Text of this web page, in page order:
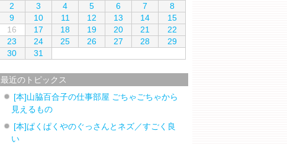
2
3 4 5 6 7
8
9
10 11 12 13 14
15
16
17 18 19 20 21
22
23
24 25 26 27 28
29
30
31
最近のトピックス
[本]山脇百合子の仕事部屋 ごちゃごちゃから
見えるもの
[本]ぱくぱくやのぐっさんとネズ／すごく良
い